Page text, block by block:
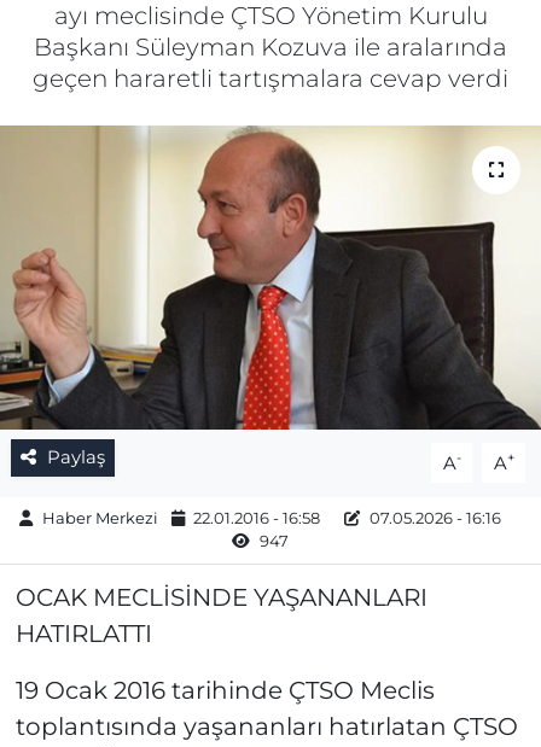
ayı meclisinde ÇTSO Yönetim Kurulu
Başkanı Süleyman Kozuva ile aralarında
geçen hararetli tartışmalara cevap verdi
Paylaş A- A+
Haber Merkezi 22.01.2016 - 16:58
07.05.2026 - 16:16
947
OCAK MECLİSİNDE YAŞANANLARI
HATIRLATTI
19 Ocak 2016 tarihinde ÇTSO Meclis
toplantısında yaşananları hatırlatan ÇTSO
Spor
Gizlilik Sözleşmesi
Topluluk Kuralları
Yayın İlkeleri
Haber Arşivi